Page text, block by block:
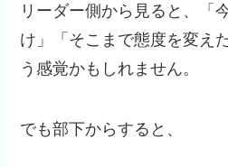
リーダー側から見ると、「
け」「そこまで態度を変え
う感覚かもしれません。
でも部下からすると、